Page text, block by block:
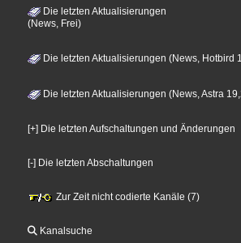
Die letzten Aktualisierungen
(News, Frei)
Die letzten Aktualisierungen (News, Hotbird
Die letzten Aktualisierungen (News, Astra
[+] Die letzten Aufschaltungen und Änderungen
[-] Die letzten Abschaltungen
Zur Zeit nicht codierte Kanäle (7)
Kanalsuche